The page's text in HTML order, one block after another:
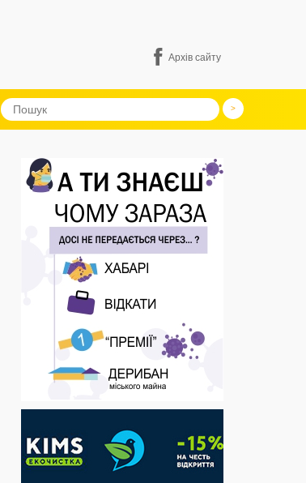
Архів сайту